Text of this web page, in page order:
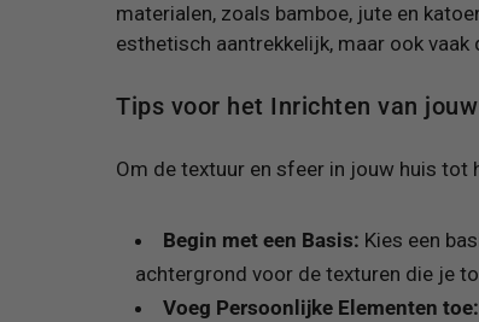
materialen, zoals bamboe, jute en
esthetisch aantrekkelijk, maar ook vaak
Tips voor het Inrichten van
Om de textuur en sfeer in jouw huis tot
Begin met een Basis: Kies een
achtergrond voor de texturen die je
Voeg Persoonlijke Elementen toe: